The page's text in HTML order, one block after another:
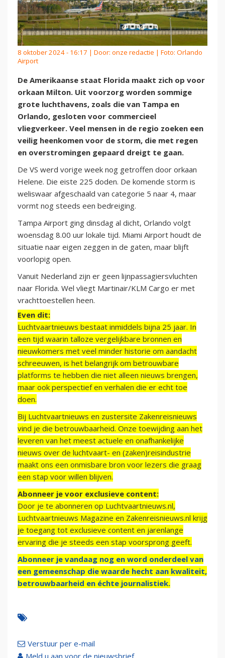
8 oktober 2024 - 16:17 | Door: onze redactie | Foto: Orlando
Airport
De Amerikaanse staat Florida maakt zich op voor
orkaan Milton. Uit voorzorg worden sommige
grote luchthavens, zoals die van Tampa en
Orlando, gesloten voor commercieel
vliegverkeer. Veel mensen in de regio zoeken een
veilig heenkomen voor de storm, die met regen
en overstromingen gepaard dreigt te gaan.
De VS werd vorige week nog getroffen door orkaan
Helene. Die eiste 225 doden. De komende storm is
weliswaar afgeschaald van categorie 5 naar 4, maar
vormt nog steeds een bedreiging.
Tampa Airport ging dinsdag al dicht, Orlando volgt
woensdag 8.00 uur lokale tijd. Miami Airport houdt de
situatie naar eigen zeggen in de gaten, maar blijft
voorlopig open.
Vanuit Nederland zijn er geen lijnpassagiersvluchten
naar Florida. Wel vliegt Martinair/KLM Cargo er met
vrachttoestellen heen.
Even dit:
Luchtvaartnieuws bestaat inmiddels bijna 25 jaar. In
een tijd waarin talloze vergelijkbare bronnen en
nieuwkomers met veel minder historie om aandacht
schreeuwen, is het belangrijk om betrouwbare
platforms te hebben die niet alleen nieuws brengen,
maar ook perspectief en verhalen die er echt toe
doen.
Bij Luchtvaartnieuws en zustersite Zakenreisnieuws
vind je die betrouwbaarheid. Onze toewijding aan het
leveren van het meest actuele en onafhankelijke
nieuws over de luchtvaart- en (zaken)reisindustrie
maakt ons een onmisbare bron voor lezers die graag
een stap voor willen blijven.
Abonneer je voor exclusieve content:
Door je te abonneren op Luchtvaartnieuws.nl,
Luchtvaartnieuws Magazine en Zakenreisnieuws.nl krijg
je toegang tot exclusieve content en jarenlange
ervaring die je steeds een stap voorsprong geeft.
Abonneer je vandaag nog en word onderdeel van
een gemeenschap die waarde hecht aan kwaliteit,
betrouwbaarheid en échte journalistiek.
Verstuur per e-mail